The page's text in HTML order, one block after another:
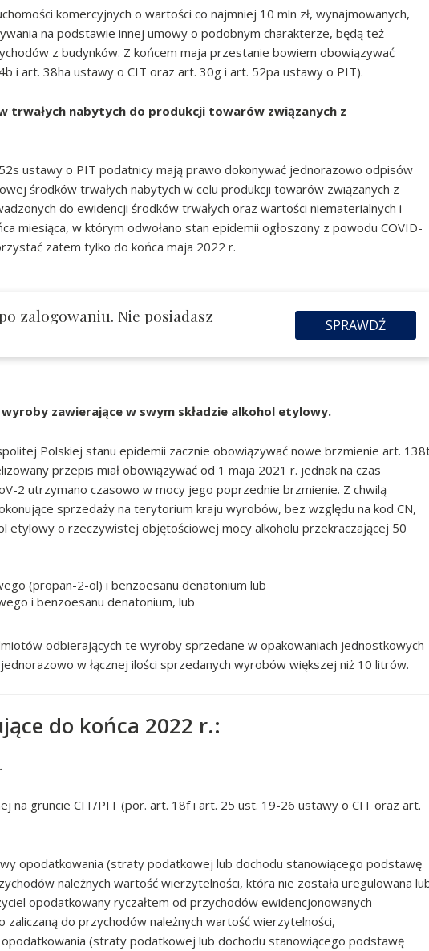
komercyjnych o wartości co najmniej 10 mln zł, wynajmowanych,
na podstawie innej umowy o podobnym charakterze, będą też
z budynków. Z końcem maja przestanie bowiem obowiązywać
i art. 38ha ustawy o CIT oraz art. 30g i art. 52pa ustawy o PIT).
trwałych nabytych do produkcji towarów związanych z
ustawy o PIT podatnicy mają prawo dokonywać jednorazowo odpisów
środków trwałych nabytych w celu produkcji towarów związanych z
do ewidencji środków trwałych oraz wartości niematerialnych i
miesiąca, w którym odwołano stan epidemii ogłoszony z powodu COVID-
zatem tylko do końca maja 2022 r.
zalogowaniu. Nie posiadasz
SPRAWDŹ
zawierające w swym składzie alkohol etylowy.
Polskiej stanu epidemii zacznie obowiązywać nowe brzmienie art.
przepis miał obowiązywać od 1 maja 2021 r. jednak na czas
2 utrzymano czasowo w mocy jego poprzednie brzmienie. Z chwilą
sprzedaży na terytorium kraju wyrobów, bez względu na kod CN,
etylowy o rzeczywistej objętościowej mocy alkoholu przekraczającej 50
(propan-2-ol) i benzoesanu denatonium lub
i benzoesanu denatonium, lub
odbierających te wyroby sprzedane w opakowaniach jednostkowych
w łącznej ilości sprzedanych wyrobów większej niż 10 litrów.
do końca 2022 r.:
na gruncie CIT/PIT (por. art. 18f i art. 25 ust. 19-26 ustawy o CIT oraz art.
opodatkowania (straty podatkowej lub dochodu stanowiącego podstawę
należnych wartość wierzytelności, która nie została uregulowana
opodatkowany ryczałtem od przychodów ewidencjonowanych
do przychodów należnych wartość wierzytelności,
(straty podatkowej lub dochodu stanowiącego podstawę